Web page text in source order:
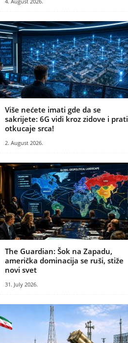
Više nećete imati gde da se
sakrijete: 6G vidi kroz zidove i prati
otkucaje srca!
2. August 2026.
The Guardian: Šok na Zapadu,
američka dominacija se ruši, stiže
novi svet
31. July 2026.